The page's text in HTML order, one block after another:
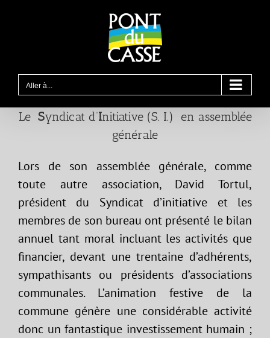
Aller à...
LeSyndicat d’Initiative (S. I.) en assemblée
générale
Lors de son assemblée générale, comme
toute autre association, David Tortul,
président du Syndicat d’initiative et les
membres de son bureau ont présenté le bilan
annuel tant moral incluant les activités que
financier, devant une trentaine d’adhérents,
sympathisants ou présidents d’associations
communales. L’animation festive de la
commune génère une considérable activité
donc un fantastique investissement humain ;